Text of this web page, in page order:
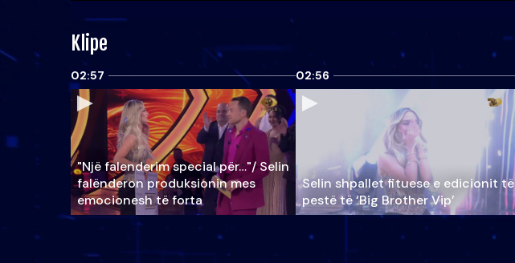
Klipe
02:57
"Një falenderim special për…"/ Selin
falënderon produksionin mes
emocionesh të forta
02:56
Selin shpallet fituese e edicionit të
pestë të ‘Big Brother Vip’